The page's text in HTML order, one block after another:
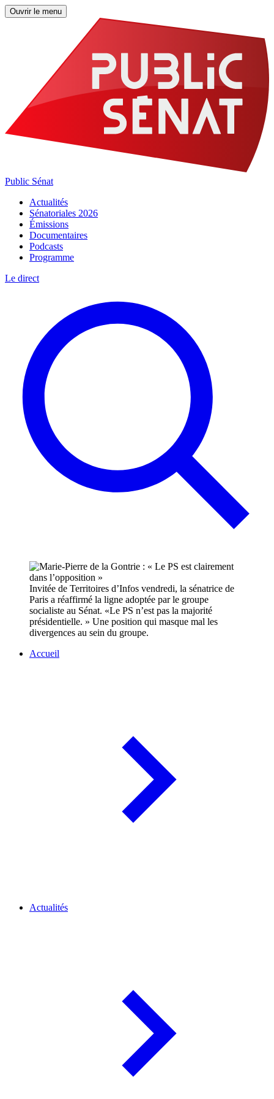
Ouvrir le menu
Public Sénat
Actualités
Sénatoriales 2026
Émissions
Documentaires
Podcasts
Programme
Le direct
Invitée de Territoires d’Infos vendredi, la sénatrice de
Paris a réaffirmé la ligne adoptée par le groupe
socialiste au Sénat. «Le PS n’est pas la majorité
présidentielle. » Une position qui masque mal les
divergences au sein du groupe.
Accueil
Actualités